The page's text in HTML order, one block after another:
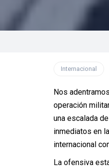
Internacional
Nos
operación
una escalada
inmediatos en
internacional
La ofensiva